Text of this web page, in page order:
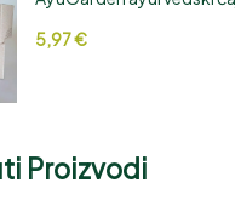
5,97€
Proizvodi